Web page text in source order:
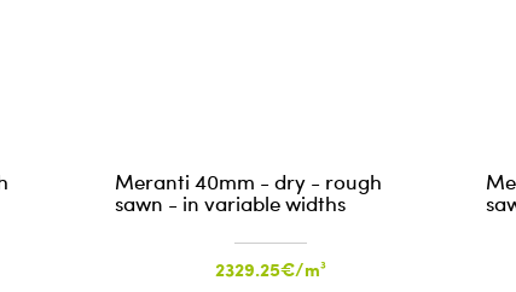
Meranti 40mm - dry - rough
sawn - in variable widths
2329.25€/m³